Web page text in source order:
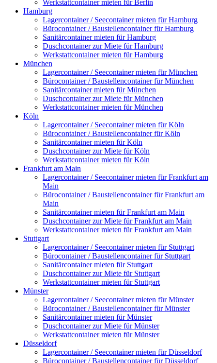
Werkstattcontainer mieten für Berlin
Hamburg
Lagercontainer / Seecontainer mieten für Hamburg
Bürocontainer / Baustellencontainer für Hamburg
Sanitärcontainer mieten für Hamburg
Duschcontainer zur Miete für Hamburg
Werkstattcontainer mieten für Hamburg
München
Lagercontainer / Seecontainer mieten für München
Bürocontainer / Baustellencontainer für München
Sanitärcontainer mieten für München
Duschcontainer zur Miete für München
Werkstattcontainer mieten für München
Köln
Lagercontainer / Seecontainer mieten für Köln
Bürocontainer / Baustellencontainer für Köln
Sanitärcontainer mieten für Köln
Duschcontainer zur Miete für Köln
Werkstattcontainer mieten für Köln
Frankfurt am Main
Lagercontainer / Seecontainer mieten für Frankfurt am
Main
Bürocontainer / Baustellencontainer für Frankfurt am
Main
Sanitärcontainer mieten für Frankfurt am Main
Duschcontainer zur Miete für Frankfurt am Main
Werkstattcontainer mieten für Frankfurt am Main
Stuttgart
Lagercontainer / Seecontainer mieten für Stuttgart
Bürocontainer / Baustellencontainer für Stuttgart
Sanitärcontainer mieten für Stuttgart
Duschcontainer zur Miete für Stuttgart
Werkstattcontainer mieten für Stuttgart
Münster
Lagercontainer / Seecontainer mieten für Münster
Bürocontainer / Baustellencontainer für Münster
Sanitärcontainer mieten für Münster
Duschcontainer zur Miete für Münster
Werkstattcontainer mieten für Münster
Düsseldorf
Lagercontainer / Seecontainer mieten für Düsseldorf
Bürocontainer / Baustellencontainer für Düsseldorf